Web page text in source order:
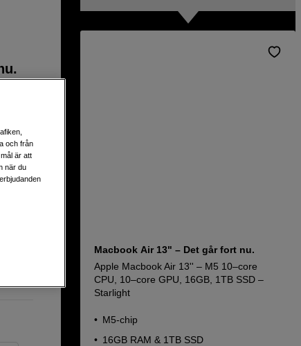
Macbook Air 13" – Det går fort nu.
Apple Macbook Air 13'' – M5 10–core
CPU, 10–core GPU, 16GB, 1TB SSD –
Starlight
M5-chip
16GB RAM & 1TB SSD
och från
är att
när du